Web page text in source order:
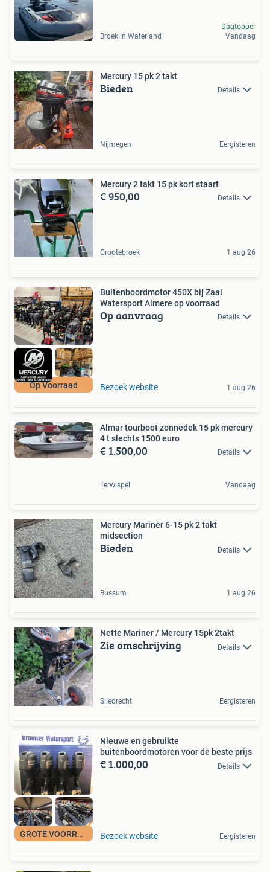
Broek in Waterland
Dagtopper
Vandaag
Mercury 15 pk 2 takt
Bieden Details
Nijmegen Eergisteren
Mercury 2 takt 15 pk kort staart
€ 950,00 Details
Grootebroek 1 aug 26
Op Voorraad
Buitenboordmotor 450X bij Zaal
Watersport Almere op voorraad
Op aanvraag Details
Bezoek website 1 aug 26
Almar tourboot zonnedek 15 pk mercury
4 t slechts 1500 euro
€ 1.500,00 Details
Terwispel Vandaag
Mercury Mariner 6-15 pk 2 takt
midsection
Bieden Details
Bussum 1 aug 26
Nette Mariner / Mercury 15pk 2takt
Zie omschrijving Details
Sliedrecht Eergisteren
GROTE VOORRAAD
Nieuwe en gebruikte
buitenboordmotoren voor de beste prijs
€ 1.000,00 Details
Bezoek website Eergisteren